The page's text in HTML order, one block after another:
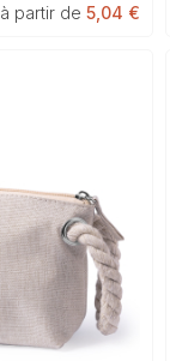
à partir de 5,04 €